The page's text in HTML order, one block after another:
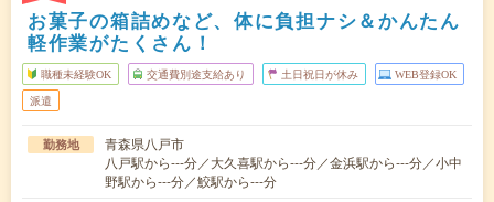
お菓子の箱詰めなど、体に負担ナシ＆かんたん
軽作業がたくさん！
職種未経験OK 交通費別途支給あり 土日祝日が休み WEB登録OK
派遣
勤務地
青森県八戸市
八戸駅から---分／大久喜駅から---分／金浜駅から---分／小中
野駅から---分／鮫駅から---分